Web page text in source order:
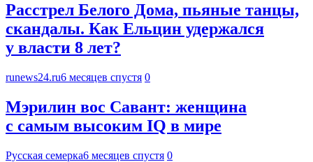
Расстрел Белого Дома, пьяные танцы,
скандалы. Как Ельцин удержался
у власти 8 лет?
runews24.ru6 месяцев спустя 0
Мэрилин вос Савант: женщина
с самым высоким IQ в мире
Русская семерка6 месяцев спустя 0